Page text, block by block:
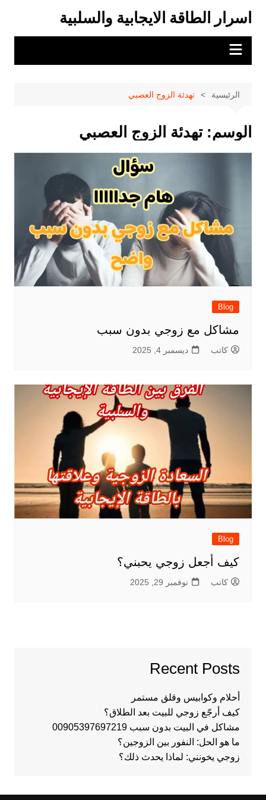
المحتوى
اسرار الطاقة الايجابية والسلبية
الرئيسية تهدئة الزوج العصبي
الوسم:تهدئة الزوج العصبي
Blog
مشاكل مع زوجي بدون سبب
كاتب ديسمبر 4, 2025
Blog
كيف أجعل زوجي يحبني؟
كاتب نوفمبر 29, 2025
Recent Posts
أحلام وكوابيس وقلق مستمر
كيف أرجّع زوجي للبيت بعد الطلاق؟
مشاكل في البيت بدون سبب 00905397697219
ما هو الحل: النفور بين الزوجين؟
زوجي يخونني: لماذا يحدث ذلك؟